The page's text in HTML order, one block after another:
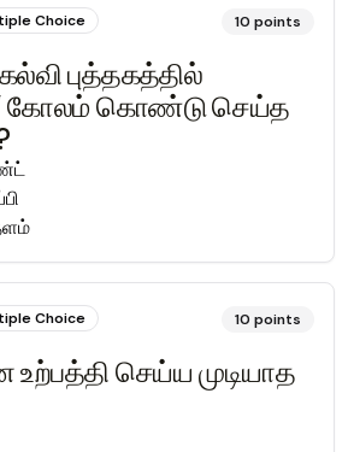
Choice 10 points
புத்தகத்தில்
கோலம் கொண்டு செய்த
Choice 10 points
உற்பத்தி செய்ய முடியாத